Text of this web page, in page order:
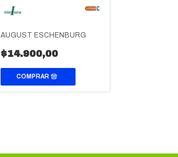
AUGUST ESCHENBURG
$14.900,00